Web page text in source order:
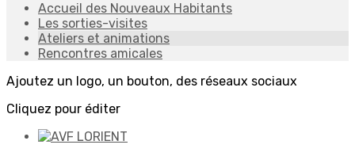
Accueil des Nouveaux Habitants
Les sorties-visites
Ateliers et animations
Rencontres amicales
Ajoutez un logo, un bouton, des réseaux sociaux
Cliquez pour éditer